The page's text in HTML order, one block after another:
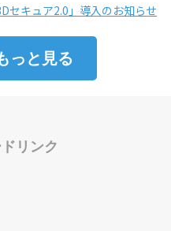
セキュア2.0」導入のお知らせ
っと見る
リンク